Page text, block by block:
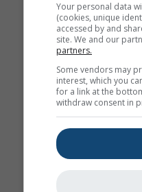
Your personal data
(cookies, unique
accessed by and
site. We and our
partners.
Some vendors may
interest, which you
for a link at the
withdraw consent in